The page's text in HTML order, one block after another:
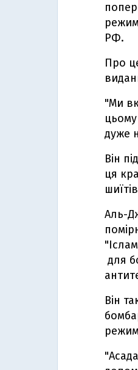
РФ.
Про
"Ми
дуже
Він
ця
Аль-
для
Він